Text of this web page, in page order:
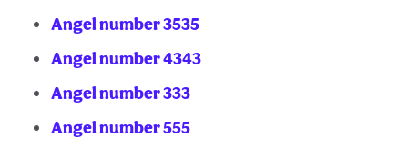
Angel number 3535
Angel number 4343
Angel number 333
Angel number 555